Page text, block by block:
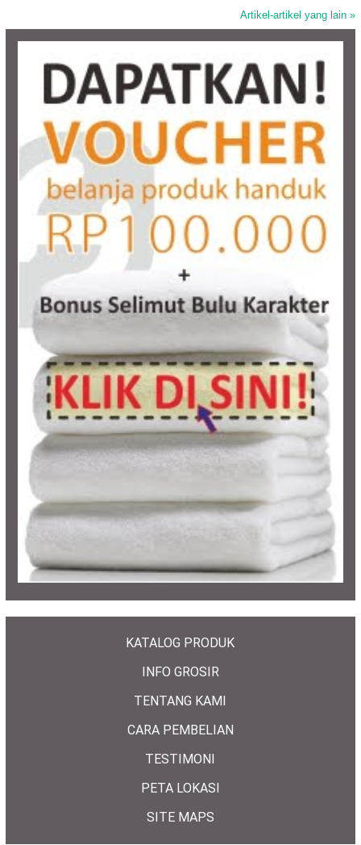
Artikel-artikel yang lain »
KATALOG PRODUK
INFO GROSIR
TENTANG KAMI
CARA PEMBELIAN
TESTIMONI
PETA LOKASI
SITE MAPS